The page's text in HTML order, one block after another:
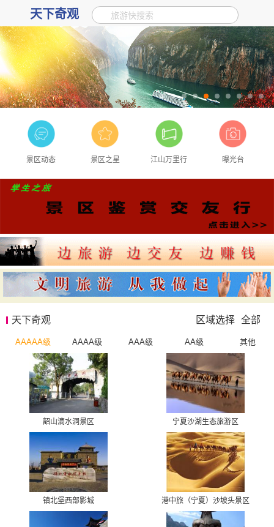
天下奇观 旅游快搜索
景区动态 景区之星 江山万里行 曝光台
天下奇观 区域选择 全部
AAAAA级 AAAA级 AAA级 AA级 其他
韶山滴水洞景区 宁夏沙湖生态旅游区
镇北堡西部影城 港中旅（宁夏）沙坡头景区